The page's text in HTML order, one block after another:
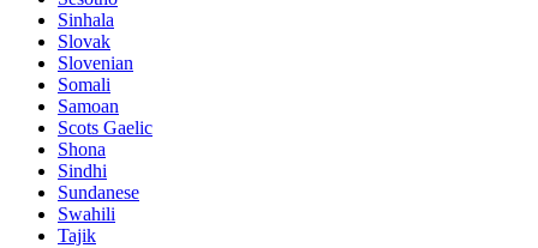
Sinhala
Slovak
Slovenian
Somali
Samoan
Scots Gaelic
Shona
Sindhi
Sundanese
Swahili
Tajik